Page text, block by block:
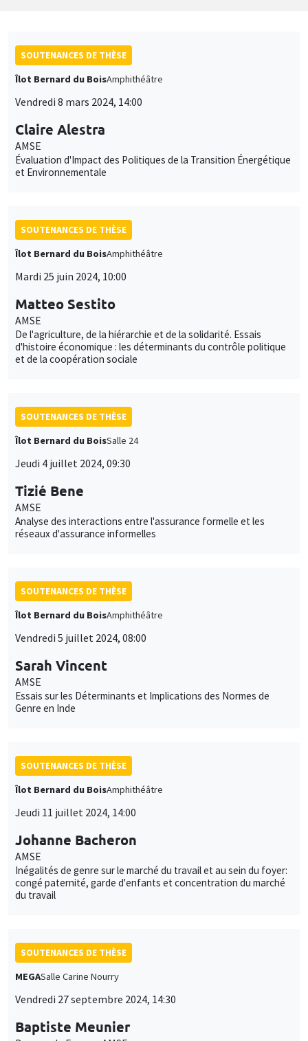
SOUTENANCES DE THÈSE
Îlot Bernard du BoisAmphithéâtre
Vendredi 8 mars 2024, 14:00
Claire Alestra
AMSE
Évaluation d'Impact des Politiques de la Transition Énergétique
et Environnementale
SOUTENANCES DE THÈSE
Îlot Bernard du BoisAmphithéâtre
Mardi 25 juin 2024, 10:00
Matteo Sestito
AMSE
De l'agriculture, de la hiérarchie et de la solidarité. Essais
d'histoire économique : les déterminants du contrôle politique
et de la coopération sociale
SOUTENANCES DE THÈSE
Îlot Bernard du BoisSalle 24
Jeudi 4 juillet 2024, 09:30
Tizié Bene
AMSE
Analyse des interactions entre l'assurance formelle et les
réseaux d'assurance informelles
SOUTENANCES DE THÈSE
Îlot Bernard du BoisAmphithéâtre
Vendredi 5 juillet 2024, 08:00
Sarah Vincent
AMSE
Essais sur les Déterminants et Implications des Normes de
Genre en Inde
SOUTENANCES DE THÈSE
Îlot Bernard du BoisAmphithéâtre
Jeudi 11 juillet 2024, 14:00
Johanne Bacheron
AMSE
Inégalités de genre sur le marché du travail et au sein du foyer:
congé paternité, garde d'enfants et concentration du marché
du travail
SOUTENANCES DE THÈSE
MEGASalle Carine Nourry
Vendredi 27 septembre 2024, 14:30
Baptiste Meunier